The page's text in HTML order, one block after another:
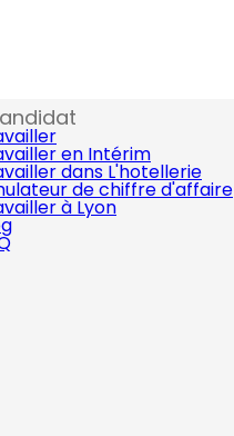
en Intérim
dans L'hotellerie
de chiffre d'affaire
à Lyon